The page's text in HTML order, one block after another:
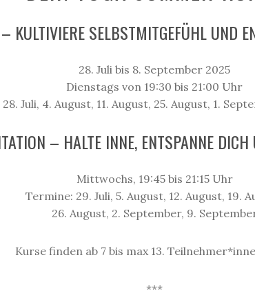
KULTIVIERE SELBSTMITGEFÜHL UND
28. Juli bis 8. September 2025
Dienstags von 19:30 bis 21:00 Uhr
Juli, 4. August, 11. August, 25. August, 1.
– HALTE INNE, ENTSPANNE DICH
Mittwochs, 19:45 bis 21:15 Uhr
Termine: 29. Juli, 5. August, 12. August, 19.
26. August, 2. September, 9.
Kurse finden ab 7 bis max 13.
***